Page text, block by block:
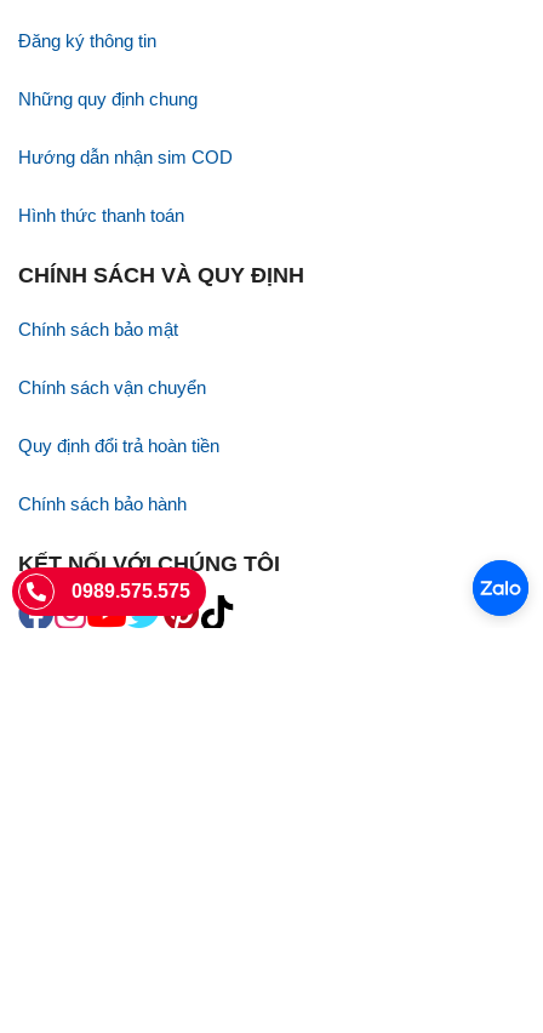
Đăng ký thông tin
Những quy định chung
Hướng dẫn nhận sim COD
Hình thức thanh toán
CHÍNH SÁCH VÀ QUY ĐỊNH
Chính sách bảo mật
Chính sách vận chuyển
Quy định đổi trả hoàn tiền
Chính sách bảo hành
KẾT NỐI VỚI CHÚNG TÔI
0989.575.575